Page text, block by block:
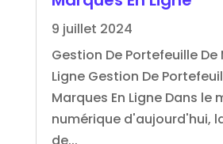
9 juillet 2024
Gestion De Portefeuille De
Ligne Gestion De
Marques En Ligne Dans le
numérique d'aujourd'hui,